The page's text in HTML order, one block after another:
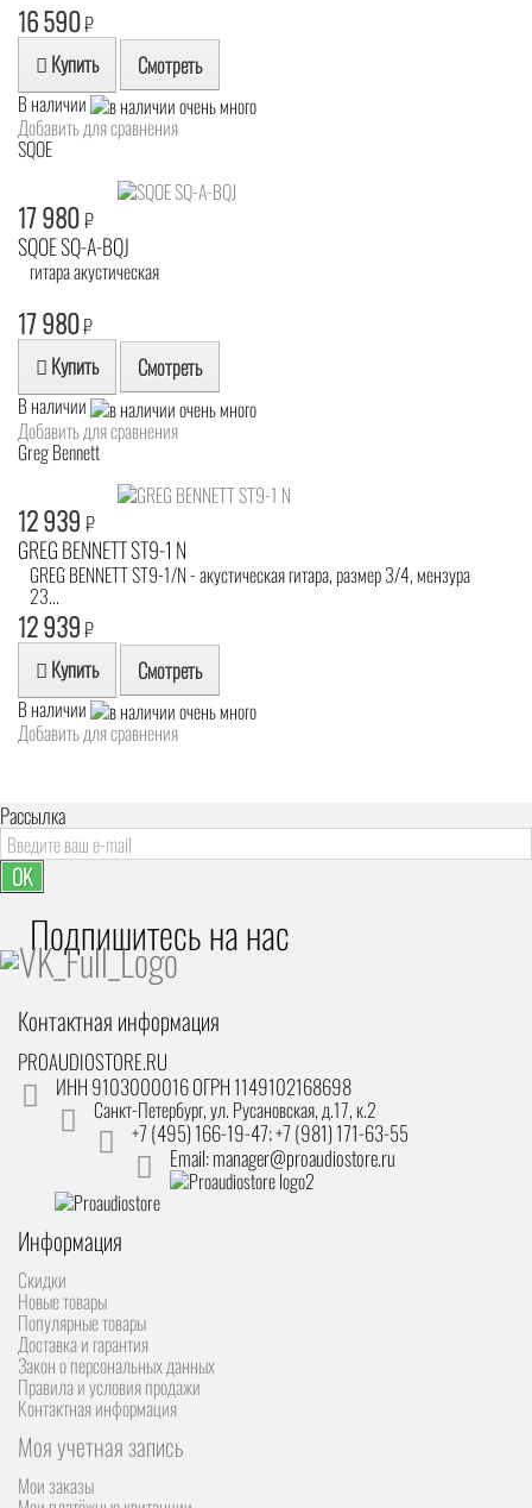
16 590₽
Купить Смотреть
В наличии
Добавить для сравнения
SQOE
17 980₽
SQOE SQ-A-BQJ
гитара акустическая
17 980₽
Купить Смотреть
В наличии
Добавить для сравнения
Greg Bennett
12 939 ₽
GREG BENNETT ST9-1 N
GREG BENNETT ST9-1/N - акустическая гитара, размер 3/4, мензура
23...
12 939₽
Купить Смотреть
В наличии
Добавить для сравнения
Рассылка
OK
Подпишитесь на наc
Контактная информация
PROAUDIOSTORE.RU
ИНН 9103000016 ОГРН 1149102168698
Санкт-Петербург,ул. Русановская, д.17, к.2
+7 (495) 166-19-47; +7 (981) 171-63-55
Email: manager@proaudiostore.ru
Информация
Скидки
Новые товары
Популярные товары
Доставка и гарантия
Закон о персональных данных
Правила и условия продажи
Контактная информация
Моя учетная запись
Мои заказы